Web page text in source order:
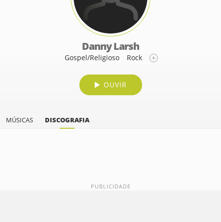
Danny Larsh
Gospel/Religioso Rock
OUVIR
MÚSICAS DISCOGRAFIA